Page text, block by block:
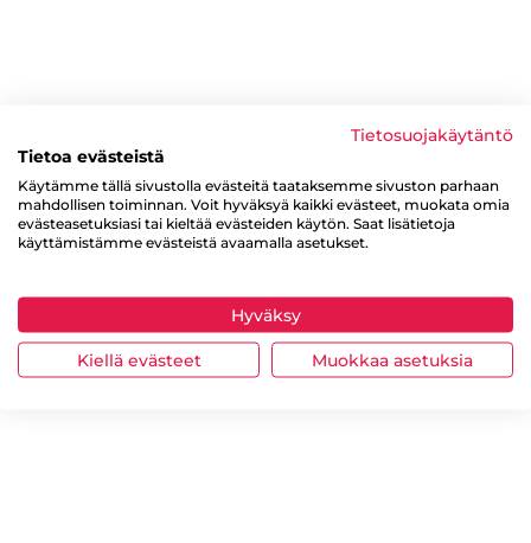
Tietosuojakäytäntö
Tietoa evästeistä
Käytämme tällä sivustolla evästeitä taataksemme sivuston parhaan
mahdollisen toiminnan. Voit hyväksyä kaikki evästeet, muokata omia
evästeasetuksiasi tai kieltää evästeiden käytön. Saat lisätietoja
käyttämistämme evästeistä avaamalla asetukset.
Hyväksy
Kiellä evästeet Muokkaa asetuksia